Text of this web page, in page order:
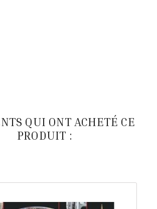
des arbres
QUI ONT ACHETÉ CE
PRODUIT :